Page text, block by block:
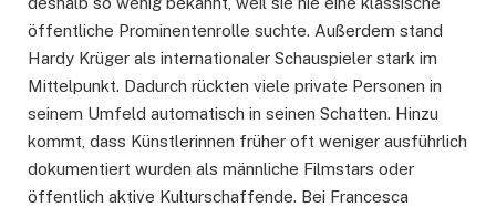
öffentliche Prominentenrolle suchte. Außerdem stand
Hardy Krüger als internationaler Schauspieler stark im
Mittelpunkt. Dadurch rückten viele private Personen in
seinem Umfeld automatisch in seinen Schatten. Hinzu
kommt, dass Künstlerinnen früher oft weniger ausführlich
dokumentiert wurden als männliche Filmstars oder
öffentlich aktive Kulturschaffende. Bei Francesca